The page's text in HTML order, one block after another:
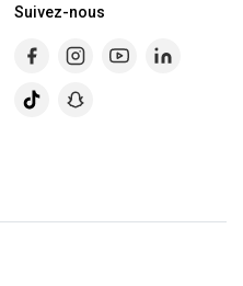
Suivez-nous